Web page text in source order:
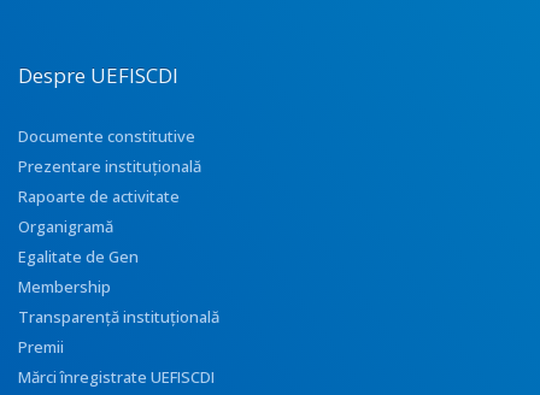
Despre UEFISCDI
Documente constitutive
Prezentare instituţională
Rapoarte de activitate
Organigramă
Egalitate de Gen
Membership
Transparenţă instituţională
Premii
Mărci înregistrate UEFISCDI